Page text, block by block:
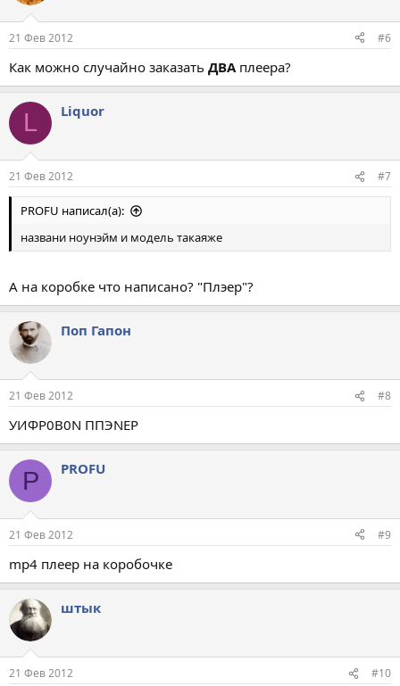
21 Фев 2012 #6
Как можно случайно заказать ДВА плеера?
L Liquor
21 Фев 2012 #7
PROFU написал(а):
названи ноунэйм и модель такаяже
А на коробке что написано? "Плэер"?
Поп Гапон
21 Фев 2012 #8
УИФР0В0N ППЭNЕР
P PROFU
21 Фев 2012 #9
mp4 плеер на коробочке
штык
21 Фев 2012 #10